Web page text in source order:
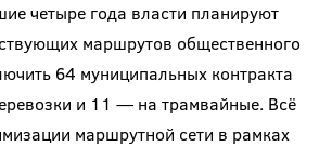
четыре года власти планируют
маршрутов общественного
64 муниципальных контракта
и 11 — на трамвайные. Всё
маршрутной сети в рамках